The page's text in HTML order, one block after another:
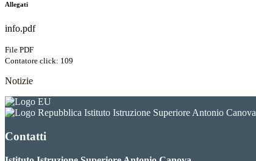
Allegati
info.pdf
File PDF
Contatore click: 109
Notizie
Istituto Istruzione Superiore Antonio Canova
Contatti